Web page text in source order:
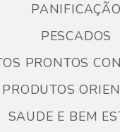
PANIFICAÇÃO
PESCADOS
PRONTOS
PRODUTOS
SAUDE E BEM